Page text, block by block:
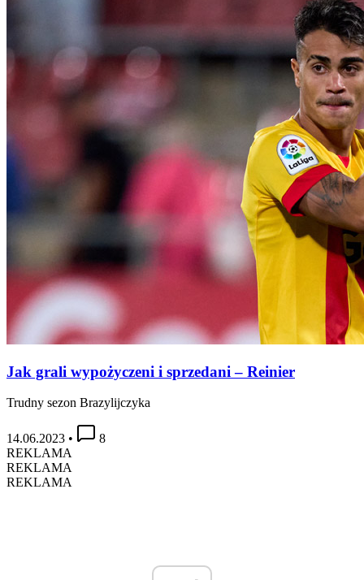
Jak grali wypożyczeni i sprzedani – Reinier
Trudny sezon Brazylijczyka
14.06.2023 •
8
REKLAMA
REKLAMA
REKLAMA